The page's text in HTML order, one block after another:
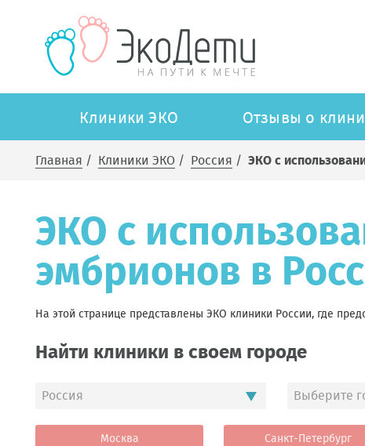
Клиники ЭКО Отзывы о
Главная / Клиники ЭКО / Россия / ЭКО с
ЭКО с
эмбрионов в
На этой странице представлены ЭКО клиники России, где
Найти клиники в своем городе
Россия Выберите
Москва Санкт-Петербург